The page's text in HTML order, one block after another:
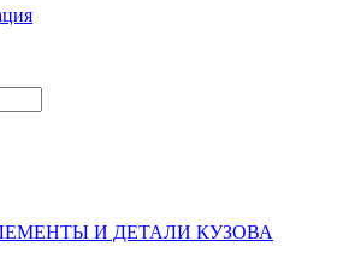
И ДЕТАЛИ КУЗОВА